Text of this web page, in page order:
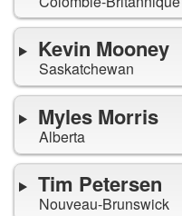
Kevin Mooney
Saskatchewan
Myles Morris
Alberta
Tim Petersen
Nouveau-Brunswick